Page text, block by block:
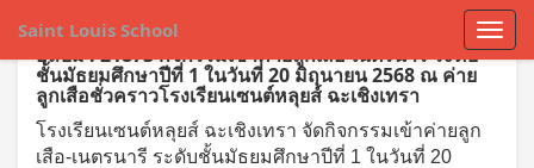
Saint Louis School
อัลบั้ม : 21873 กิจกรรมเข้าค่ายลูกเสือ-เนตรนารี ระดับ
ชั้นมัธยมศึกษาปีที่ 1 ในวันที่ 20 มิถุนายน 2568 ณ ค่าย
ลูกเสือชั่วคราวโรงเรียนเซนต์หลุยส์ ฉะเชิงเทรา
โรงเรียนเซนต์หลุยส์ ฉะเชิงเทรา จัดกิจกรรมเข้าค่ายลูก
เสือ-เนตรนารี ระดับชั้นมัธยมศึกษาปีที่ 1 ในวันที่ 20